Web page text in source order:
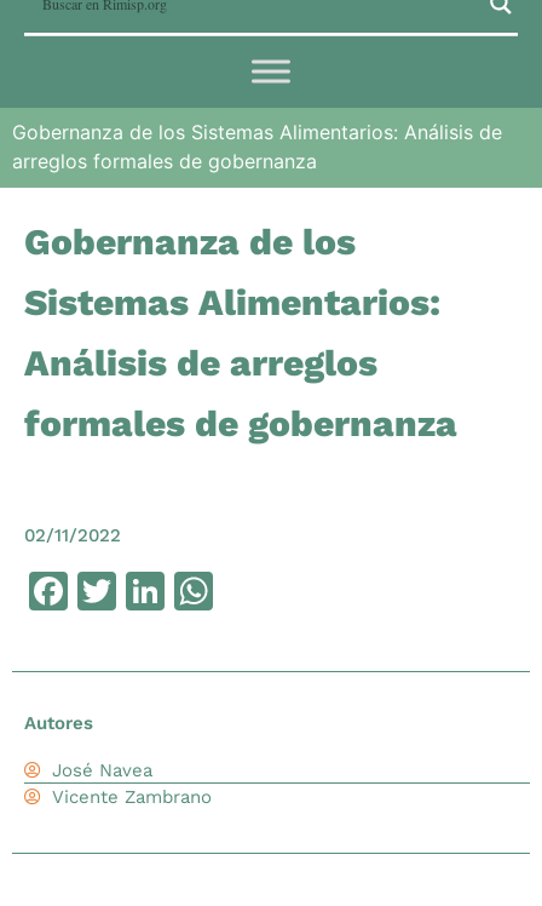
Gobernanza de los Sistemas Alimentarios: Análisis de
arreglos formales de gobernanza
Gobernanza de los
Sistemas Alimentarios:
Análisis de arreglos
formales de gobernanza
02/11/2022
Facebook
TwitterLinkedIn
Autores
José Navea
Vicente Zambrano